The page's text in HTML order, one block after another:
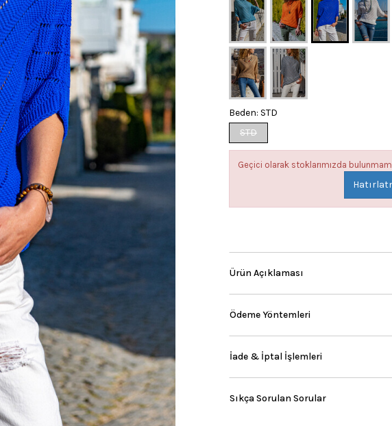
Beden: STD
STD
Geçici olarak stoklarımızda
Ürün Açıklaması
Ödeme Yöntemleri
İade & İptal İşlemleri
Sıkça Sorulan Sorular